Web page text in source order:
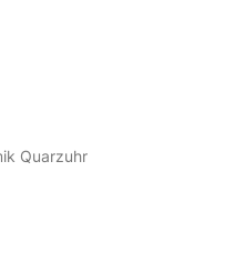
Quarzuhr